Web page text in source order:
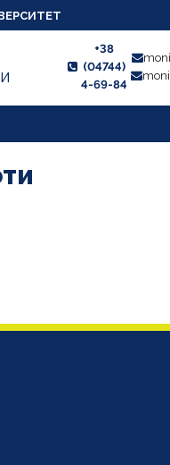
+38
(04744)
4-69-84